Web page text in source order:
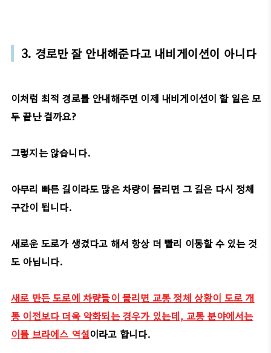
3. 경로만 잘 안내해준다고 내비게이션이 아니다
이처럼 최적 경로를 안내해주면 이제 내비게이션이 할 일은 모
두 끝난 걸까요?
그렇지는 않습니다.
아무리 빠른 길이라도 많은 차량이 몰리면 그 길은 다시 정체
구간이 됩니다.
새로운 도로가 생겼다고 해서 항상 더 빨리 이동할 수 있는 것
도 아닙니다.
새로 만든 도로에 차량들이 몰리면 교통 정체 상황이 도로 개
통 이전보다 더욱 악화되는 경우가 있는데, 교통 분야에서는
이를 브라에스 역설이라고 합니다.